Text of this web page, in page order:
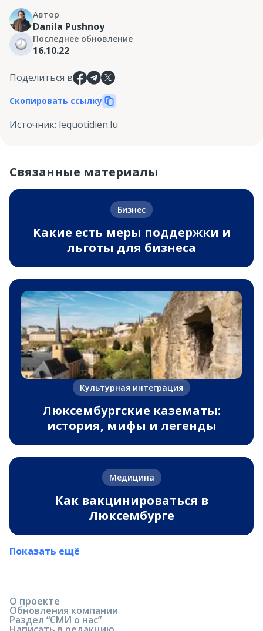
Автор
Danila Pushnoy
Последнее обновление
16.10.22
Поделиться в
Скопировать ссылку
Источник: lequotidien.lu
Связанные материалы
Бизнес
Какие есть меры поддержки и
льготы для бизнеса
Культурная интеграция
Люксембургские казематы:
история, мифы и легенды
Медицина
Как вакцинироваться в
Люксембурге
Показать ещё
О проекте
Обновления компании
Раздел “СМИ о нас”